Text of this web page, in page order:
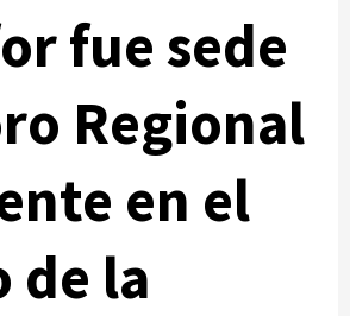
fue sede
Regional
en el
de la